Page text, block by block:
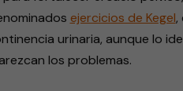
ejercicios de Kegel,
urinaria, aunque lo
los problemas.